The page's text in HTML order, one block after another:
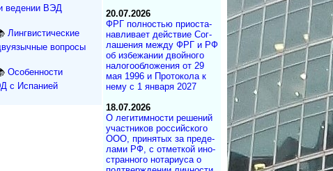
ведении ВЭД
Лингвистические
вопросы
Особенности
с Испанией
20.07.2026
ФРГ полностью при­ос­та­
на­в­ли­ва­ет дей­ст­вие Со­г­
ла­ше­ния меж­ду ФРГ и РФ
об из­бе­жа­нии двой­но­го
на­ло­го­об­ло­же­ния от 29
мая 1996 и Про­то­ко­ла к
нему с 1 ян­ва­ря 2027
18.07.2026
О легитимности ре­ше­ний
участ­ни­ков рос­сий­ско­го
ООО, при­ня­тых за пре­де­
ла­ми РФ, с от­мет­кой ино­
ст­ран­но­го но­та­ри­у­са о